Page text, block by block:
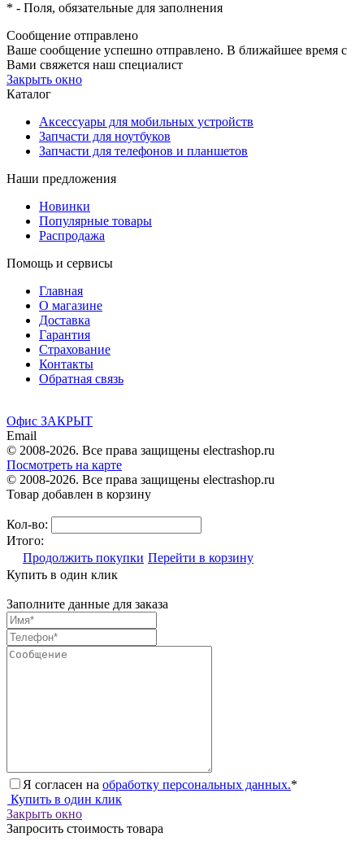
* - Поля, обязательные для заполнения
Сообщение отправлено
Ваше сообщение успешно отправлено. В ближайшее время с
Вами свяжется наш специалист
Закрыть окно
Каталог
Аксессуары для мобильных устройств
Запчасти для ноутбуков
Запчасти для телефонов и планшетов
Наши предложения
Новинки
Популярные товары
Распродажа
Помощь и сервисы
Главная
О магазине
Доставка
Гарантия
Страхование
Контакты
Обратная связь
Офис ЗАКРЫТ
Email
© 2008-2026. Все права защищены electrashop.ru
Посмотреть на карте
© 2008-2026. Все права защищены electrashop.ru
Товар добавлен в корзину
Кол-во:
Итого:
Продолжить покупки Перейти в корзину
Купить в один клик
Заполните данные для заказа
Я согласен на обработку персональных данных.*
Купить в один клик
Закрыть окно
Запросить стоимость товара